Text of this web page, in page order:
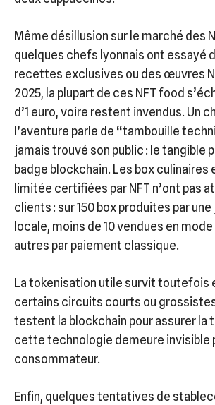
Même désillusion sur le marché des
quelques chefs lyonnais ont essayé
recettes exclusives ou des œuvres
2025, la plupart de ces NFT food
d’1 euro, voire restent invendus. Un
l’aventure parle de “tambouille
jamais trouvé son public : le tangible
badge blockchain. Les box culinaires
limitée certifiées par NFT n’ont pas
clients : sur 150 box produites par
locale, moins de 10 vendues en mode
autres par paiement classique.
La tokenisation utile survit toutefois
certains circuits courts ou
testent la blockchain pour assurer la
cette technologie demeure invisible
consommateur.
Enfin, quelques tentatives de